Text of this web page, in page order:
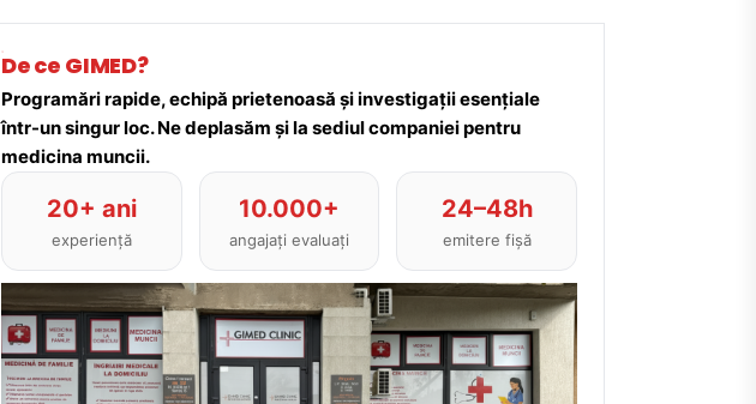
De ce GIMED?
Programări rapide, echipă prietenoasă și investigații esențiale
într-un singur loc. Ne deplasăm și la sediul companiei pentru
medicina muncii.
20+ ani
experiență
10.000+
angajați evaluați
24–48h
emitere fișă